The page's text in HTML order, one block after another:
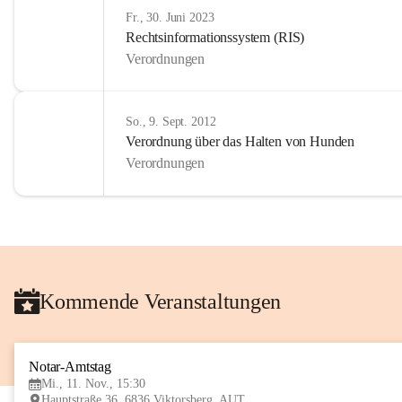
Fr., 30. Juni 2023
Rechtsinformationssystem (RIS)
Verordnungen
So., 9. Sept. 2012
Verordnung über das Halten von Hunden
Verordnungen
Kommende Veranstaltungen
Notar-Amtstag
Mi., 11. Nov., 15:30